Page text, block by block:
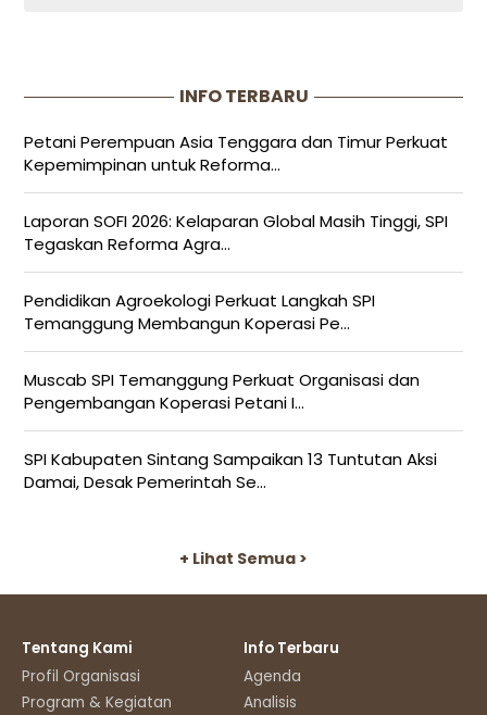
INFO TERBARU
Petani Perempuan Asia Tenggara dan Timur Perkuat
Kepemimpinan untuk Reforma...
Laporan SOFI 2026: Kelaparan Global Masih Tinggi, SPI
Tegaskan Reforma Agra...
Pendidikan Agroekologi Perkuat Langkah SPI
Temanggung Membangun Koperasi Pe...
Muscab SPI Temanggung Perkuat Organisasi dan
Pengembangan Koperasi Petani I...
SPI Kabupaten Sintang Sampaikan 13 Tuntutan Aksi
Damai, Desak Pemerintah Se...
+ Lihat Semua >
Tentang Kami
Profil Organisasi
Program & Kegiatan
Info Terbaru
Agenda
Analisis